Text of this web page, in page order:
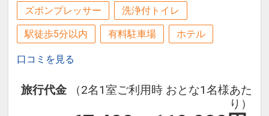
ズボンプレッサー 洗浄付トイレ
駅徒歩5分以内 有料駐車場 ホテル
口コミを見る
旅行代金
（2名1室ご利用時 おとな1名様あた
り）